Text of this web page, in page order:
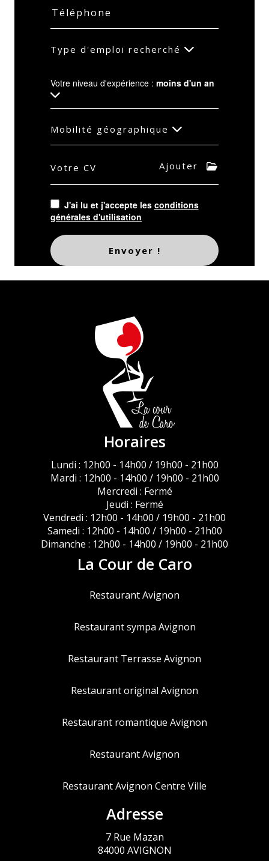
Type d'emploi recherché
Votre niveau d'expérience : moins d'un an
Mobilité géographique
Votre CV Ajouter
J'ai lu et j'accepte les conditions
générales d'utilisation
Envoyer !
Horaires
Lundi : 12h00 - 14h00 / 19h00 - 21h00
Mardi : 12h00 - 14h00 / 19h00 - 21h00
Mercredi : Fermé
Jeudi : Fermé
Vendredi : 12h00 - 14h00 / 19h00 - 21h00
Samedi : 12h00 - 14h00 / 19h00 - 21h00
Dimanche : 12h00 - 14h00 / 19h00 - 21h00
La Cour de Caro
Restaurant Avignon
Restaurant sympa Avignon
Restaurant Terrasse Avignon
Restaurant original Avignon
Restaurant romantique Avignon
Restaurant Avignon
Restaurant Avignon Centre Ville
Adresse
7 Rue Mazan
84000 AVIGNON